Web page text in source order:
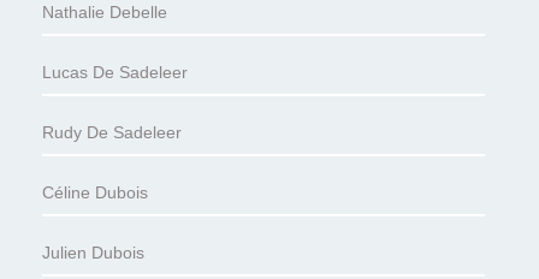
Nathalie Debelle
Lucas De Sadeleer
Rudy De Sadeleer
Céline Dubois
Julien Dubois